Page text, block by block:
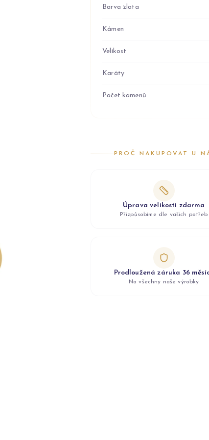
Barva zlata
Kámen
Velikost
Karáty
Počet kamenů
PROČ NAKUPOVAT U
Úprava velikosti zdarma
Přizpůsobíme dle vašich potřeb
Prodloužená záruka 36
Na všechny naše výrobky